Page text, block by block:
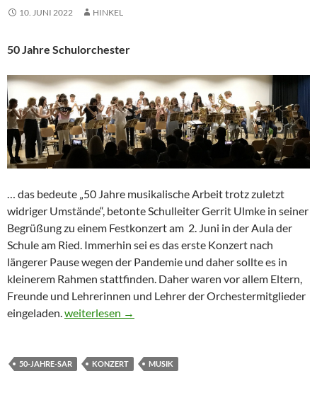
10. JUNI 2022 HINKEL
50 Jahre Schulorchester
… das bedeute „50 Jahre musikalische Arbeit trotz zuletzt
widriger Umstände“, betonte Schulleiter Gerrit Ulmke in seiner
Begrüßung zu einem Festkonzert am 2. Juni in der Aula der
Schule am Ried. Immerhin sei es das erste Konzert nach
längerer Pausewegen der Pandemie und daher sollte es in
kleinerem Rahmen stattfinden Daher waren vor allem Eltern,
Freunde und Lehrerinnen und Lehrer der Orchestermitglieder
eingeladen. Jubiläumskonzert: 50 Jahre Schulorchester
weiterlesen →
50-JAHRE-SAR KONZERT MUSIK